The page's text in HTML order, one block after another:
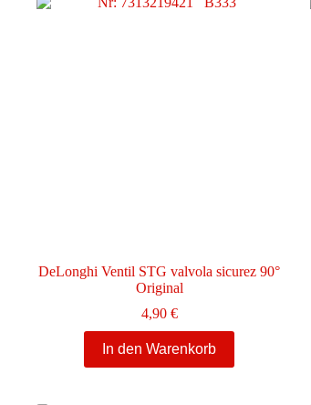
DeLonghi Ventil STG valvola sicurez 90°
Original
4,90 €
In den Warenkorb